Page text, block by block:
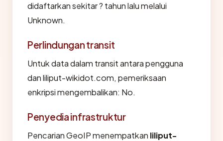
didaftarkan sekitar ? tahun lalu melalui
Unknown.
Perlindungan transit
Untuk data dalam transit antara pengguna
dan liliput-wikidot.com, pemeriksaan
enkripsi mengembalikan: No.
Penyedia infrastruktur
Pencarian GeoIP menempatkan liliput-